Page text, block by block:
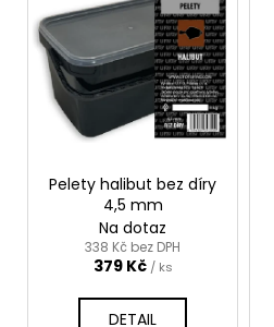
Pelety halibut bez díry
4,5 mm
Na dotaz
338 Kč bez DPH
379 Kč / ks
DETAIL
HLEDAT